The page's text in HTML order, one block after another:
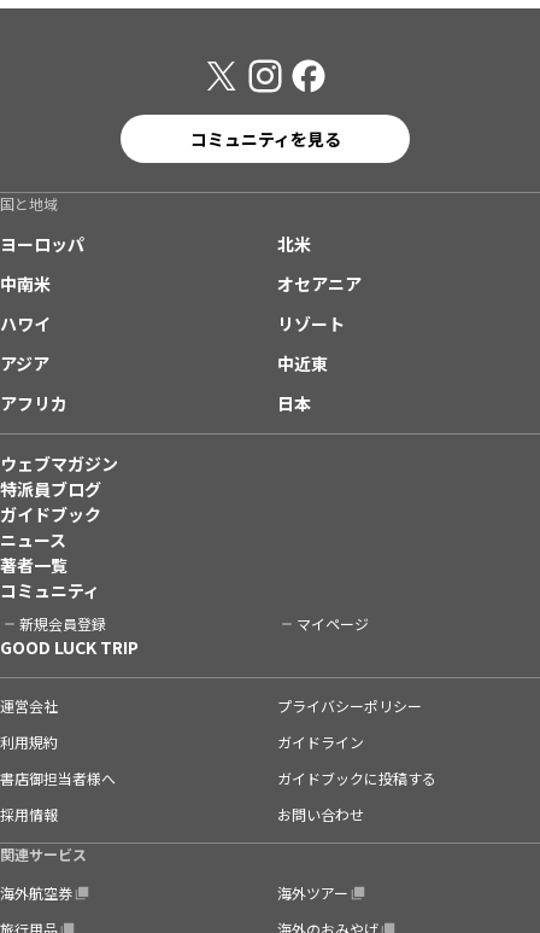
コミュニティを見る
国と地域
ヨーロッパ
北米
中南米
オセアニア
ハワイ
リゾート
アジア
中近東
アフリカ
日本
ウェブマガジン
特派員ブログ
ガイドブック
ニュース
著者一覧
コミュニティ
新規会員登録 マイページ
GOOD LUCK TRIP
運営会社
プライバシーポリシー
利用規約
ガイドライン
書店御担当者様へ
ガイドブックに投稿する
採用情報
お問い合わせ
関連サービス
海外航空券
海外ツアー
旅行用品
海外のおみやげ